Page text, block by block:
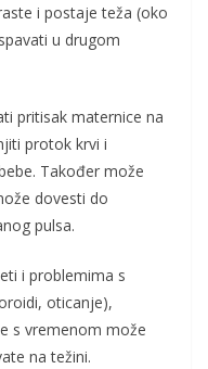
i postaje teža (oko
u drugom
pritisak maternice na
protok krvi i
Također može
dovesti do
pulsa.
i problemima s
oticanje),
s vremenom može
na težini.